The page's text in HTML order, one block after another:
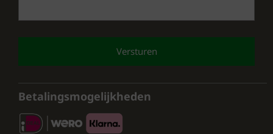
https://www.pantoffelspecialist.nl/
CAPTCHA
Betalingsmogelijkheden